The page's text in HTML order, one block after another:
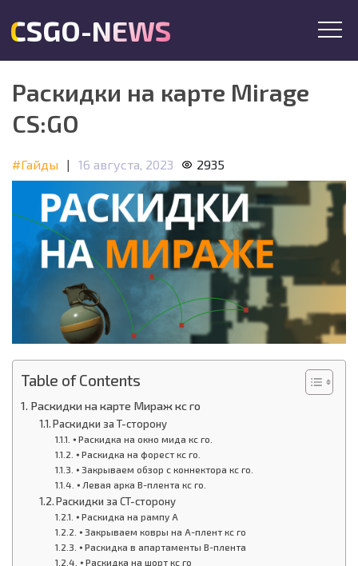
CSGO-NEWS
Раскидки на карте Mirage
CS:GO
#Гайды | 16 августа, 2023 2935
Table of Contents
Раскидки на карте Мираж кс го
Раскидки за T-сторону
⦁ Раскидка на окно мида кс го.
⦁ Раскидка на форест кс го.
⦁ Закрываем обзор с коннектора кс го.
⦁ Левая арка B-плента кс го.
Раскидки за CT-сторону
⦁ Раскидка на рампу A
⦁ Закрываем ковры на A-плент кс го
⦁ Раскидка в апартаменты B-плента
⦁ Раскидка на шорт кс го